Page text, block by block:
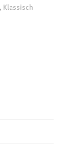
Klassisch